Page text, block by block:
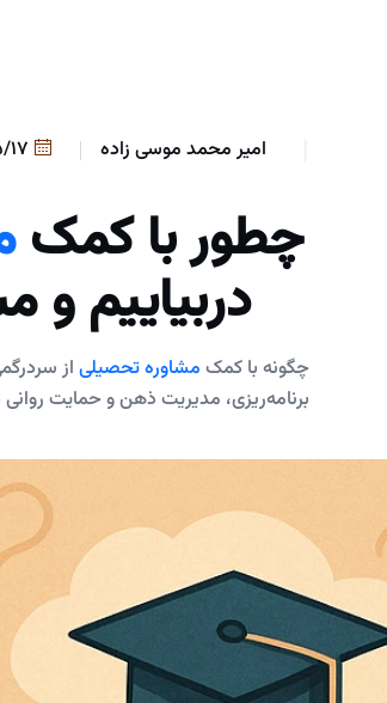
امیر محمد موسی زاده
چطور با کمک
دربیاییم
چگونه با کمک مشاوره تحصیلی از
برنامه‌ریزی، مدیریت ذهن و حمایت